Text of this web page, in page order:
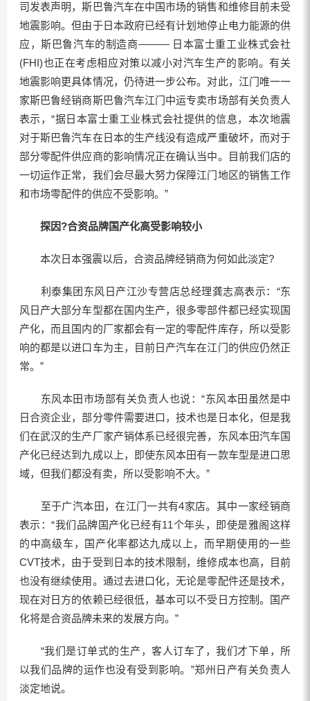
司发表声明，斯巴鲁汽车在中国市场的销售和维修目前未受
地震影响。但由于日本政府已经有计划地停止电力能源的供
应，斯巴鲁汽车的制造商——— 日本富士重工业株式会社
(FHI)也正在考虑相应对策以减小对汽车生产的影响。有关
地震影响更具体情况，仍待进一步公布。对此，江门唯一一
家斯巴鲁经销商斯巴鲁汽车江门中运专卖市场部有关负责人
表示，“据日本富士重工业株式会社提供的信息，本次地震
对于斯巴鲁汽车在日本的生产线没有造成严重破坏，而对于
部分零配件供应商的影响情况正在确认当中。目前我们店的
一切运作正常，我们会尽最大努力保障江门地区的销售工作
和市场零配件的供应不受影响。”
探因?合资品牌国产化高受影响较小
本次日本强震以后，合资品牌经销商为何如此淡定?
利泰集团东风日产江沙专营店总经理龚志高表示：“东
风日产大部分车型都在国内生产，很多零部件都已经实现国
产化，而且国内的厂家都会有一定的零配件库存，所以受影
响的都是以进口车为主，目前日产汽车在江门的供应仍然正
常。”
东风本田市场部有关负责人也说：“东风本田虽然是中
日合资企业，部分零件需要进口，技术也是日本化，但是我
们在武汉的生产厂家产销体系已经很完善，东风本田汽车国
产化已经达到九成以上，即使东风本田有一款车型是进口思
域，但我们都没有卖，所以受影响不大。”
至于广汽本田，在江门一共有4家店。其中一家经销商
表示：“我们品牌国产化已经有11个年头，即使是雅阁这样
的中高级车，国产化率都达九成以上，而早期使用的一些
CVT技术，由于受到日本的技术限制，维修成本也高，目前
也没有继续使用。通过去进口化，无论是零配件还是技术，
现在对日方的依赖已经很低，基本可以不受日方控制。国产
化将是合资品牌未来的发展方向。”
“我们是订单式的生产，客人订车了，我们才下单，所
以我们品牌的运作也没有受到影响。”郑州日产有关负责人
淡定地说。